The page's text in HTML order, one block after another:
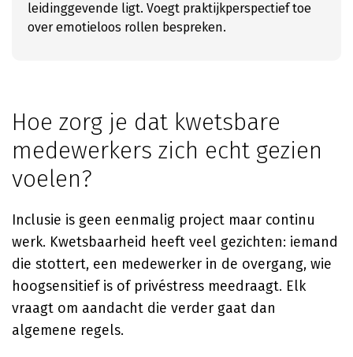
leidinggevende ligt. Voegt praktijkperspectief toe
over emotieloos rollen bespreken.
Hoe zorg je dat kwetsbare
medewerkers zich echt gezien
voelen?
Inclusie is geen eenmalig project maar continu
werk. Kwetsbaarheid heeft veel gezichten: iemand
die stottert, een medewerker in de overgang, wie
hoogsensitief is of privéstress meedraagt. Elk
vraagt om aandacht die verder gaat dan
algemene regels.